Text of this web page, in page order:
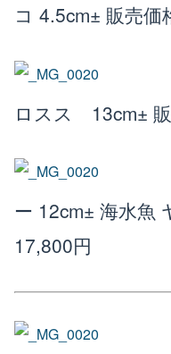
コ 4.5cm± 販売価
ロスス 13cm±
ー 12cm± 海水魚
17,800円